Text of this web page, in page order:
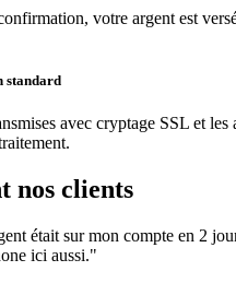
votre argent est
standard
avec cryptage SSL et les
nos clients
était sur mon compte en 2
ici aussi."